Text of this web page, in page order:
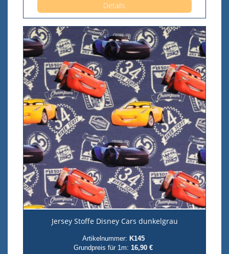
Details
Jersey Stoffe Disney Cars dunkelgrau
Artikelnummer: K145
Grundpreis für 1m: 16,90 €